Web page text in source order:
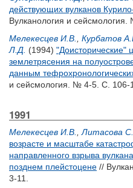
действующих вулканов
Вулканология и
Мелекесцев И.В.
Курбатов
Л.Д. (1994) "Доисторические"
землетрясения на
данным
и сейсмология. № 4-5. С. 106-
1991
Мелекесцев И.В. Литасова
возрасте и масштабе
направленного взрыва
позднем плейстоцене //
3-11.